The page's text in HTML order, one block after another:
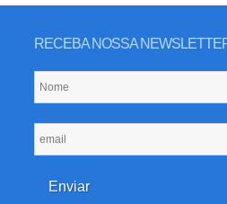
RECEBA NOSSA